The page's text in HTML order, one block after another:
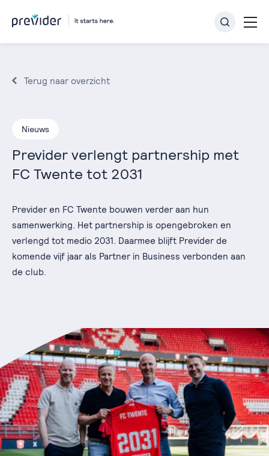
Terug naar overzicht
Nieuws
Previder verlengt partnership met
FC Twente tot 2031
Previder en FC Twente bouwen verder aan hun
samenwerking. Het partnership is opengebroken en
verlengd tot medio 2031. Daarmee blijft Previder de
komende vijf jaar als Partner in Business verbonden aan
de club.